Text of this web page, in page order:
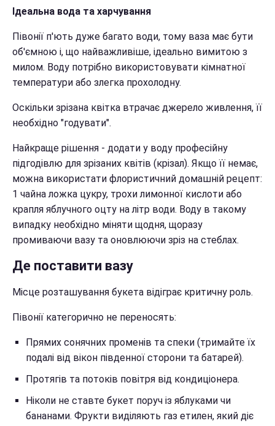
Ідеальна вода та харчування
Півонії п'ють дуже багато води, тому ваза має бути
об'ємною і, що найважливіше, ідеально вимитою з
милом. Воду потрібно використовувати кімнатної
температури або злегка прохолодну.
Оскільки зрізана квітка втрачає джерело живлення, її
необхідно "годувати".
Найкраще рішення - додати у воду професійну
підгодівлю для зрізаних квітів (крізал). Якщо її немає,
можна використати флористичний домашній рецепт:
1 чайна ложка цукру, трохи лимонної кислоти або
крапля яблучного оцту на літр води. Воду в такому
випадку необхідно міняти щодня, щоразу
промиваючи вазу та оновлюючи зріз на стеблах.
Де поставити вазу
Місце розташування букета відіграє критичну роль.
Півонії категорично не переносять:
Прямих сонячних променів та спеки (тримайте їх
подалі від вікон південної сторони та батарей).
Протягів та потоків повітря від кондиціонера.
Ніколи не ставте букет поруч із яблуками чи
бананами. Фрукти виділяють газ етилен, який діє